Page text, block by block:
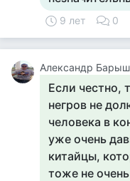
9 лет 0
Александр
Если честно,
негров не
человека в
уже очень
китайцы,
тоже не